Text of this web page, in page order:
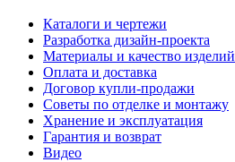
Каталоги и чертежи
Разработка дизайн-проекта
Материалы и качество изделий
Оплата и доставка
Договор купли-продажи
Советы по отделке и монтажу
Хранение и эксплуатация
Гарантия и возврат
Видео